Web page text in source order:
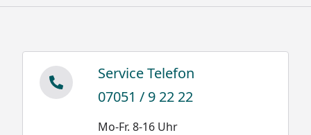
Service Telefon
07051 / 9 22 22
Mo-Fr. 8-16 Uhr